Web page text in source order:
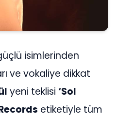
isimlerinden
ve vokaliye dikkat
yeni teklisi ‘Sol
etiketiyle tüm